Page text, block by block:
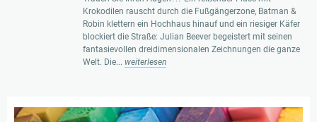
Krokodilen rauscht durch die Fußgängerzone, Batman &
Robin klettern ein Hochhaus hinauf und ein riesiger Käfer
blockiert die Straße: Julian Beever begeistert mit seinen
fantasievollen dreidimensionalen Zeichnungen die ganze
Welt. Die... weiterlesen